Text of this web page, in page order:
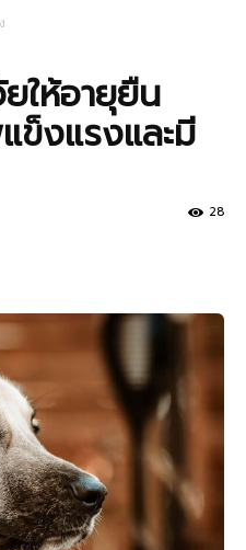
ให้อายุยืน
ข็งแรงและมี
28